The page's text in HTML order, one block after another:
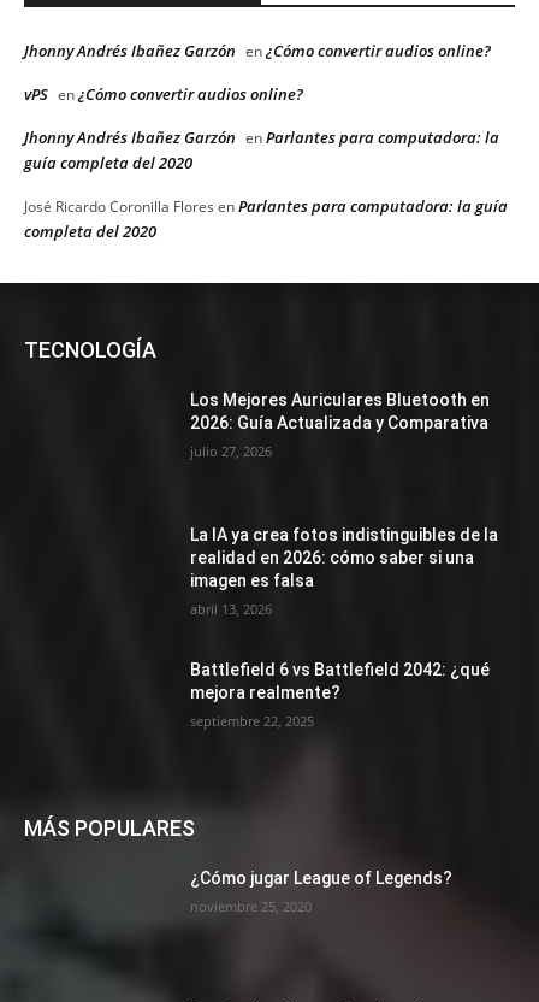
Jhonny Andrés Ibañez Garzón en¿Cómo convertir audios online?
vPS en¿Cómo convertir audios online?
Jhonny Andrés Ibañez Garzón enParlantes para computadora: la
guía completa del 2020
José Ricardo Coronilla Flores enParlantes para computadora: la guía
completa del 2020
TECNOLOGÍA
Los Mejores Auriculares Bluetooth en
2026: Guía Actualizada y Comparativa
julio 27, 2026
La IA ya crea fotos indistinguibles de la
realidad en 2026: cómo saber si una
imagen es falsa
abril 13, 2026
Battlefield 6 vs Battlefield 2042: ¿qué
mejora realmente?
septiembre 22, 2025
MÁS POPULARES
¿Cómo jugar League of Legends?
noviembre 25, 2020